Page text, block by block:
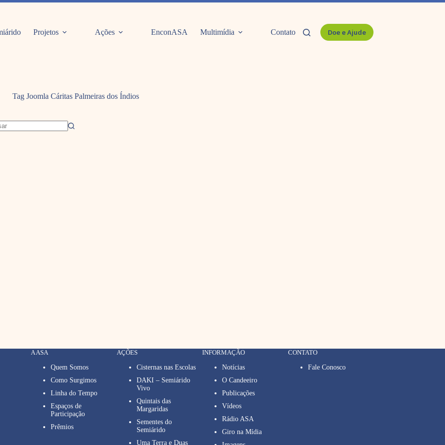
Projetos Ações EnconASA Multimídia Contato Doe e Ajude
Tag Joomla Cáritas Palmeiras dos Índios
A ASA
Quem Somos
Como Surgimos
Linha do Tempo
Espaços de
Participação
Prêmios
AÇÕES
Cisternas nas Escolas
DAKI – Semiárido
Vivo
Quintais das
Margaridas
Sementes do
Semiárido
Uma Terra e Duas
INFORMAÇÃO
Notícias
O Candeeiro
Publicações
Vídeos
Rádio ASA
Giro na Mídia
CONTATO
Fale Conosco